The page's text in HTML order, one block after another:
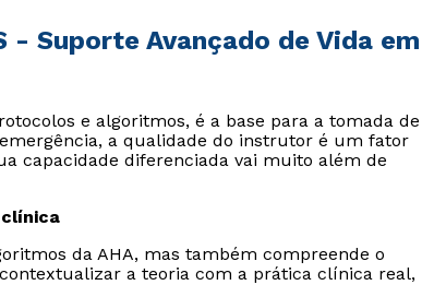
- Suporte Avançado de Vida em
e algoritmos, é a base para a tomada de
a qualidade do instrutor é um fator
capacidade diferenciada vai muito além de
da AHA, mas também compreende o
a teoria com a prática clínica real,